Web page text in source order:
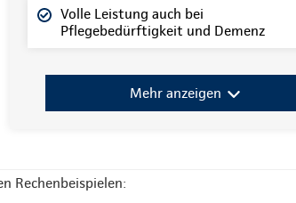
Volle Leistung auch bei
Pflegebedürftigkeit und Demenz
Mehr anzeigen
Rechenbeispielen: